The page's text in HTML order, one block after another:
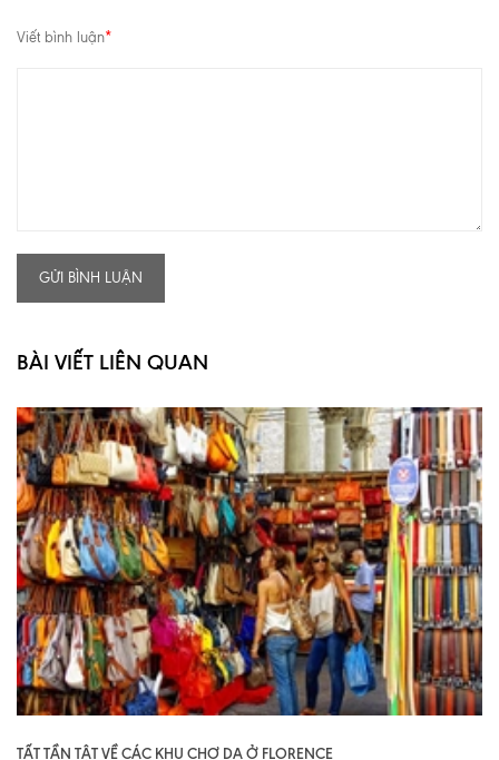
Viết bình luận*
GỬI BÌNH LUẬN
BÀI VIẾT LIÊN QUAN
TẤT TẦN TẬT VỀ CÁC KHU CHỢ DA Ở FLORENCE